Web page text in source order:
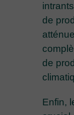
de
de
Enfin,